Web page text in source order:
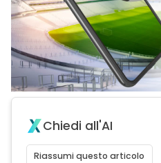
Chiedi all'AI
Riassumi questo articolo